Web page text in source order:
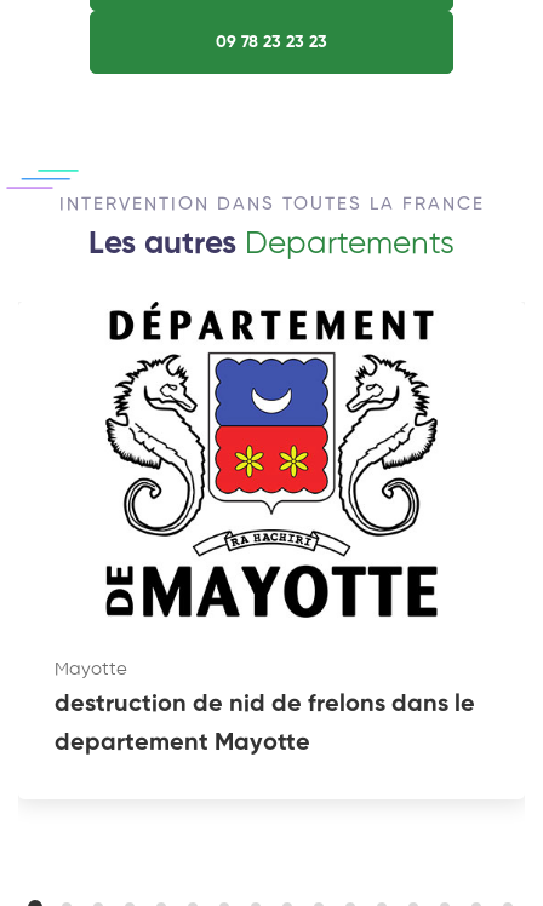
09 78 23 23 23
INTERVENTION DANS TOUTES LA FRANCE
Les autres Departements
Mayotte
destruction de nid de frelons dans le
departement Mayotte